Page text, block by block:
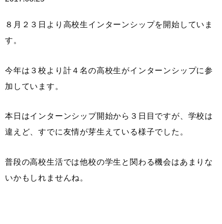
８月２３日より高校生インターンシップを開始していま
す。
今年は３校より計４名の高校生がインターンシップに参
加しています。
本日はインターンシップ開始から３日目ですが、学校は
違えど、すでに友情が芽生えている様子でした。
普段の高校生活では他校の学生と関わる機会はあまりな
いかもしれませんね。